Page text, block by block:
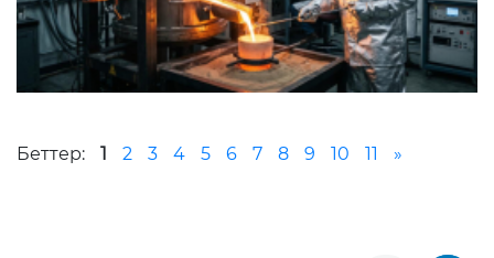
Беттер: 1 2 3 4 5 6 7 8 9 10 11 »